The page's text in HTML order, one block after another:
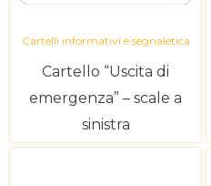
Cartelli informativi e segnaletica
Cartello “Uscita di
emergenza” – scale a
sinistra